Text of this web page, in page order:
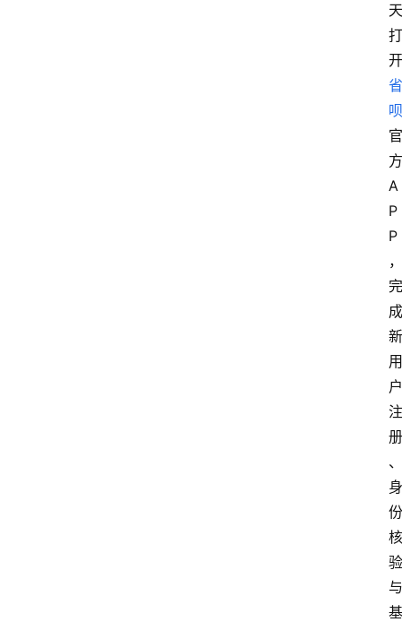
天
打
开
省
呗
官
方
A
P
P
，
完
成
新
用
户
注
册
、
身
份
核
验
与
基